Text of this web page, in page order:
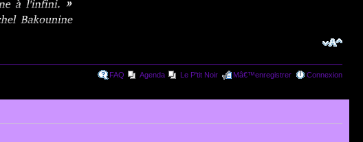
FAQ Agenda Le P'tit Noir Mâ€™enregistrer Connexion